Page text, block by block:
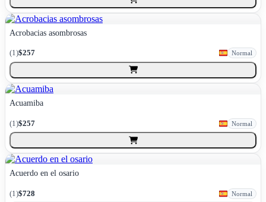
Acrobacias asombrosas
(1)$257 Normal
Acuamiba
(1)$257 Normal
Acuerdo en el osario
(1)$728 Normal